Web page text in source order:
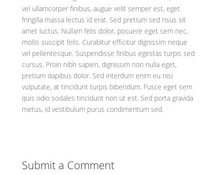
vel ullamcorper finibus, augue velit semper est, eget
fringilla massa lectus id erat. Sed pretium sed risus sit
amet luctus. Nullam felis dolor, posuere eget sem nec,
mollis suscipit felis. Curabitur efficitur dignissim neque
vel pellentesque. Suspendisse finibus egestas turpis sed
cursus. Proin nibh sapien, dignissim non nulla eget,
pretium dapibus dolor. Sed interdum enim eu nisi
vulputate, at tincidunt turpis bibendum. Fusce eget sem
quis odio sodales tincidunt non ut est. Sed porta gravida
metus, id vestibulum purus condimentum sed.
Submit a Comment